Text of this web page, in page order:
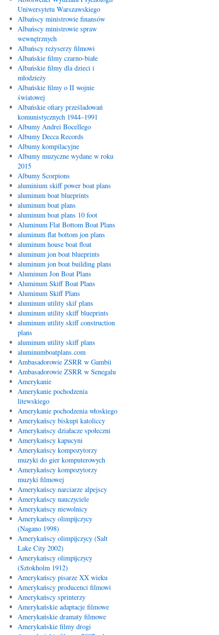
Uniwersytetu Warszawskiego
Albańscy ministrowie finansów
Albańscy ministrowie spraw
wewnętrznych
Albańscy reżyserzy filmowi
Albańskie filmy czarno-białe
Albańskie filmy dla dzieci i
młodzieży
Albańskie filmy o II wojnie
światowej
Albańskie ofiary prześladowań
komunistycznych 1944–1991
Albumy Andrei Bocellego
Albumy Decca Records
Albumy kompilacyjne
Albumy muzyczne wydane w roku
2015
Albumy Scorpions
aluminium skiff power boat plans
aluminum boat blueprints
aluminum boat plans
aluminum boat plans 10 foot
Aluminum Flat Bottom Boat Plans
aluminum flat bottom jon plans
aluminum house boat float
aluminum jon boat blueprints
aluminum jon boat building plans
Aluminum Jon Boat Plans
Aluminum Skiff Boat Plans
Aluminum Skiff Plans
aluminum utility skif plans
aluminum utility skiff blueprints
aluminum utility skiff construction
plans
aluminum utility skiff plans
aluminumboatplans.com
Ambasadorowie ZSRR w Gambii
Ambasadorowie ZSRR w Senegalu
Amerykanie
Amerykanie pochodzenia
litewskiego
Amerykanie pochodzenia włoskiego
Amerykańscy biskupi katoliccy
Amerykańscy działacze społeczni
Amerykańscy kapucyni
Amerykańscy kompozytorzy
muzyki do gier komputerowych
Amerykańscy kompozytorzy
muzyki filmowej
Amerykańscy narciarze alpejscy
Amerykańscy nauczyciele
Amerykańscy niewolnicy
Amerykańscy olimpijczycy
(Nagano 1998)
Amerykańscy olimpijczycy (Salt
Lake City 2002)
Amerykańscy olimpijczycy
(Sztokholm 1912)
Amerykańscy pisarze XX wieku
Amerykańscy producenci filmowi
Amerykańscy sprinterzy
Amerykańskie adaptacje filmowe
Amerykańskie dramaty filmowe
Amerykańskie filmy drogi